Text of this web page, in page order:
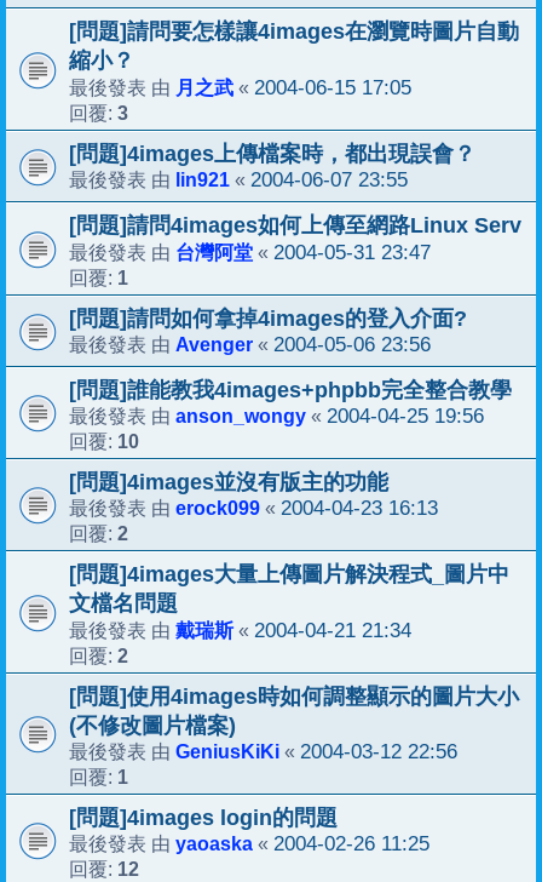
[問題]請問要怎樣讓4images在瀏覽時圖片自動
縮小？
最後發表 由 月之武 « 2004-06-15 17:05
回覆: 3
[問題]4images上傳檔案時，都出現誤會？
最後發表 由 lin921 « 2004-06-07 23:55
[問題]請問4images如何上傳至網路Linux Serv
最後發表 由 台灣阿堂 « 2004-05-31 23:47
回覆: 1
[問題]請問如何拿掉4images的登入介面?
最後發表 由 Avenger « 2004-05-06 23:56
[問題]誰能教我4images+phpbb完全整合教學
最後發表 由 anson_wongy « 2004-04-25 19:56
回覆: 10
[問題]4images並沒有版主的功能
最後發表 由 erock099 « 2004-04-23 16:13
回覆: 2
[問題]4images大量上傳圖片解決程式_圖片中
文檔名問題
最後發表 由 戴瑞斯« 2004-04-21 21:34
回覆: 2
[問題]使用4images時如何調整顯示的圖片大小
(不修改圖片檔案)
最後發表 由 GeniusKiKi « 2004-03-12 22:56
回覆: 1
[問題]4images login的問題
最後發表 由 yaoaska « 2004-02-26 11:25
回覆: 12